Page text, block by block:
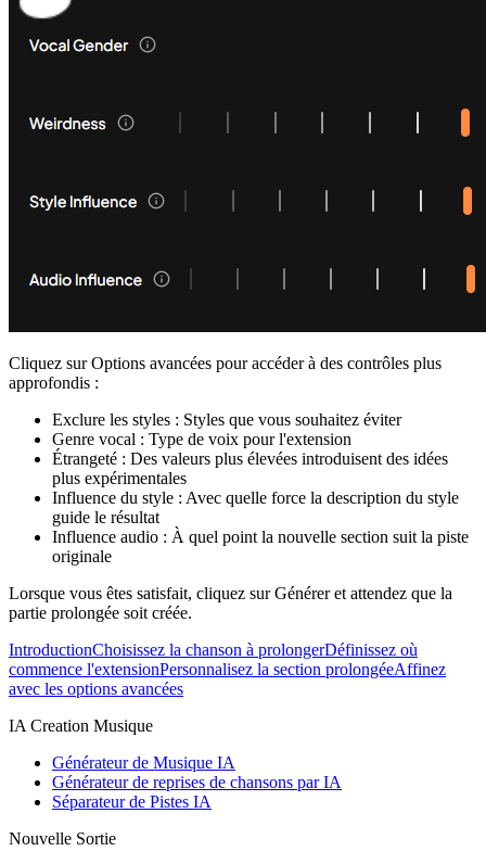
Cliquez sur Options avancées pour accéder à des contrôles plus
approfondis :
Exclure les styles : Styles que vous souhaitez éviter
Genre vocal : Type de voix pour l'extension
Étrangeté : Des valeurs plus élevées introduisent des idées
plus expérimentales
Influence du style : Avec quelle force la description du style
guide le résultat
Influence audio : À quel point la nouvelle section suit la piste
originale
Lorsque vous êtes satisfait, cliquez sur Générer et attendez que la
partie prolongée soit créée.
IntroductionChoisissez la chanson à prolongerDéfinissez où
commence l'extensionPersonnalisez la section prolongéeAffinez
avec les options avancées
IA Creation Musique
Générateur de Musique IA
Générateur de reprises de chansons par IA
Séparateur de Pistes IA
Nouvelle Sortie